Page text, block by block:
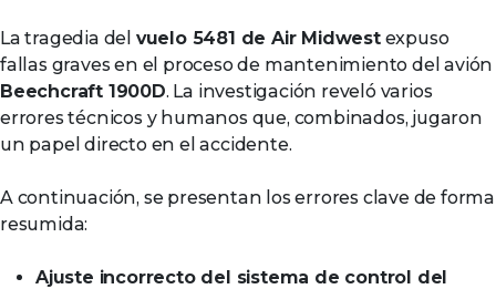
La tragedia del vuelo 5481 de Air Midwestexpuso
fallas graves en el proceso de mantenimiento del avión
Beechcraft 1900D. La investigación reveló varios
errores técnicos y humanos que, combinados, jugaron
un papel directo en el accidente.
A continuación, se presentan los errores clave de forma
resumida:
Ajuste incorrecto del sistema de control del